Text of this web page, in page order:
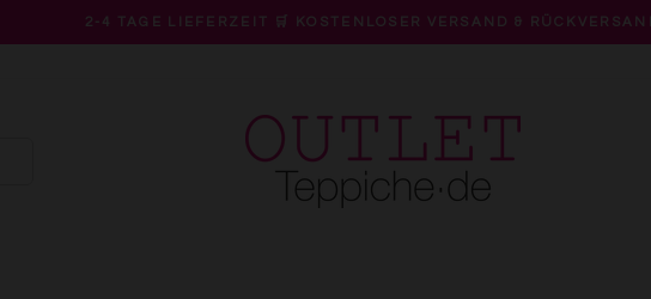
Pause
2-4 TAGE LIEFERZEIT 🛒 KOSTENLOSER VERSAND &